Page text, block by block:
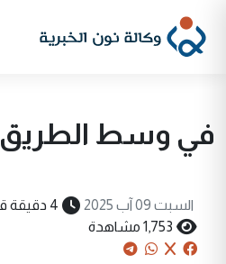
في وسط الطريق
السبت 09 آب 2025 4 دقيقة قراءة
1,753 مشاهدة